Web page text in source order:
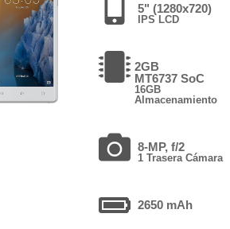
5" (1280x720)
IPS LCD
2GB
MT6737 SoC
16GB
Almacenamiento
8-MP, f/2
1 Trasera Cámara
2650 mAh